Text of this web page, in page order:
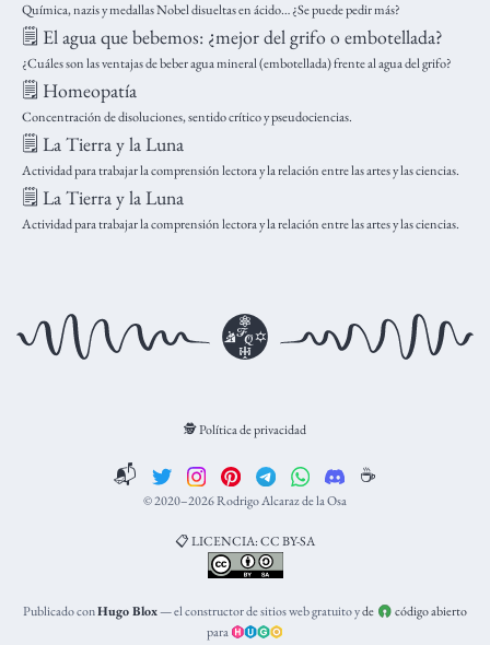
Química, nazis y medallas Nobel disueltas en ácido… ¿Se puede pedir más?
🗒️ El agua que bebemos: ¿mejor del grifo o embotellada?
¿Cuáles son las ventajas de beber agua mineral (embotellada) frente al agua del grifo?
🗒️ Homeopatía
Concentración de disoluciones, sentido crítico y pseudociencias.
🗒️ La Tierra y la Luna
Actividad para trabajar la comprensión lectora y la relación entre las artes y las ciencias.
🗒️ La Tierra y la Luna
Actividad para trabajar la comprensión lectora y la relación entre las artes y las ciencias.
🕵️ Política de privacidad
📬 ☕️
© 2020–2026 Rodrigo Alcaraz de la Osa
📋 LICENCIA: CC BY-SA
Publicado conHugo Blox— el constructor de sitios web gratuito yde
código abierto
para